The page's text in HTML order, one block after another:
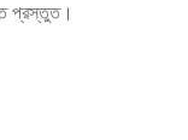
প্রস্তুত।